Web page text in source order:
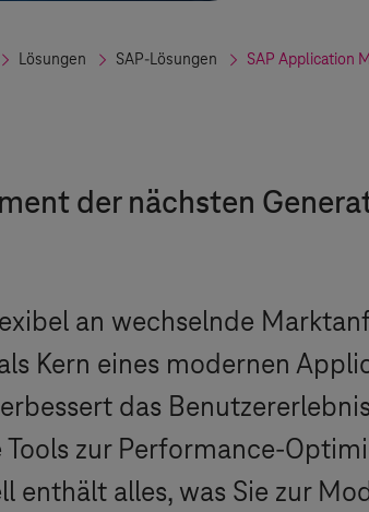
Lösungen SAP-Lösungen SAP Application
der nächsten
an wechselnde
Kern eines modernen
das
Tools zur Performance-
enthält alles, was Sie zur